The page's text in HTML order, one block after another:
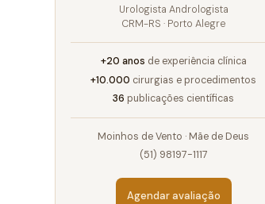
Urologista Andrologista
CRM-RS · Porto Alegre
+20 anos de experiência clínica
+10.000 cirurgias e procedimentos
36 publicações científicas
Moinhos de Vento · Mãe de Deus
(51) 98197-1117
Agendar avaliação